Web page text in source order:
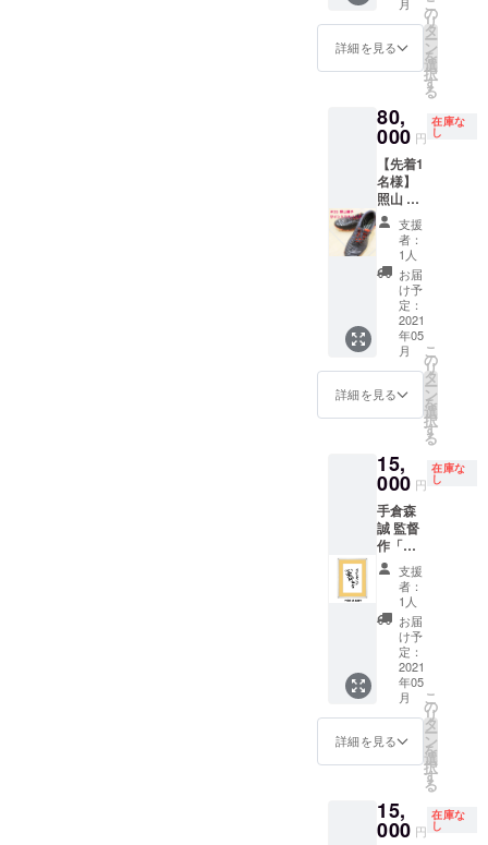
メッ
セージ
入り生
写真付
き
詳細を見る
の
リ
タ
ー
ン
を
選
択
す
る
80,
000 円
在庫な
し
【先着1
名様】
照山 颯
人 選手
サイン
入りス
パイク
ディス
プレイ
ケー
ス、直
筆メッ
セージ
入り生
写真付
き
支援
者：
1人
お届
け予
定：
2021
年05
月
詳細を見る
こ
の
リ
タ
ー
ン
を
選
択
す
る
15,
000 円
在庫な
し
手倉森
誠 監督
作「ス
タン
ディン
グ仙
台」額
入り
支援
者：
1人
お届
け予
定：
2021
年05
月
詳細を見る
こ
の
リ
タ
ー
ン
を
選
択
す
る
15,
000 円
在庫な
し